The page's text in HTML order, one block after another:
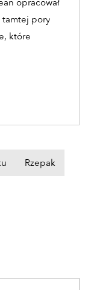
tamtej pory
które
Rzepak